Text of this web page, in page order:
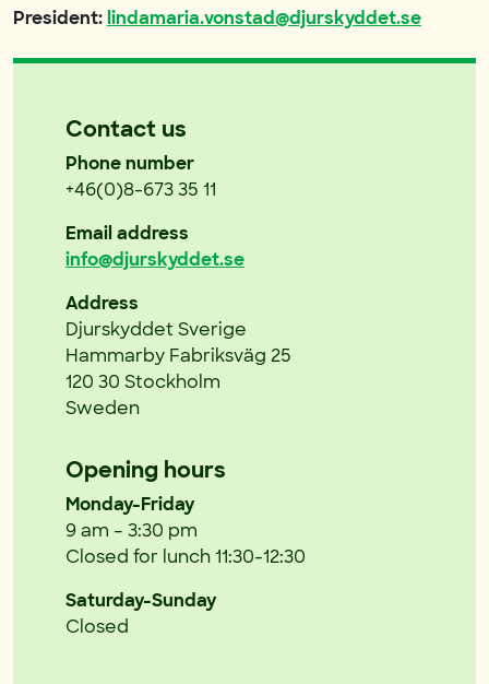
President: lindamaria.vonstad@djurskyddet.se
Contact us
Phone number
+46(0)8-673 35 11
Email address
info@djurskyddet.se
Address
Djurskyddet Sverige
Hammarby Fabriksväg 25
120 30 Stockholm
Sweden
Opening hours
Monday-Friday
9 am – 3:30 pm
Closed for lunch 11:30-12:30
Saturday-Sunday
Closed